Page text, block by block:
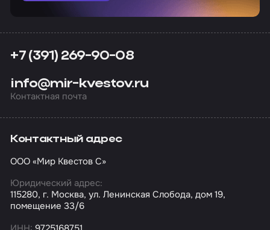
+7 (391) 269-90-08
info@mir-kvestov.ru
Контактная почта
Контактный адрес
ООО «Мир Квестов С»
Юридический адрес:
115280, г. Москва, ул. Ленинская Слобода, дом 19,
помещение 33/6